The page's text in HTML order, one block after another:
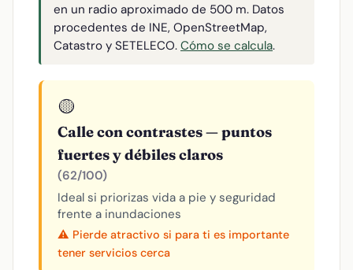
en un radio aproximado de 500 m. Datos
procedentes de INE, OpenStreetMap,
Catastro y SETELECO. Cómo se calcula.
🟡
Calle con contrastes — puntos
fuertes y débiles claros
(62/100)
Ideal si priorizas vida a pie y seguridad
frente a inundaciones
⚠️ Pierde atractivo si para ti es importante
tener servicios cerca